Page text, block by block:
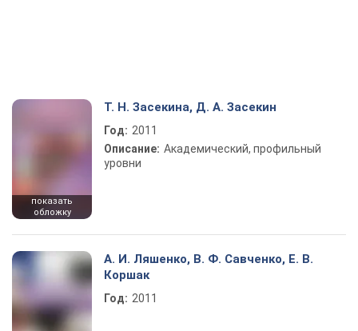
показать
обложку
Т. Н. Засекина, Д. А. Засекин
Год: 2011
Описание: Академический, профильный
уровни
А. И. Ляшенко, В. Ф. Савченко, Е. В.
Коршак
Год: 2011